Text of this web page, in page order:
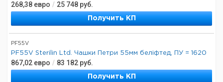
268,38 евро / 25 748 руб.
Получить КП
PF55V
PF55V Sterilin Ltd. Чашки Петри 55мм беліфтед, ПУ = 1620
867,02 евро / 83 182 руб.
Получить КП